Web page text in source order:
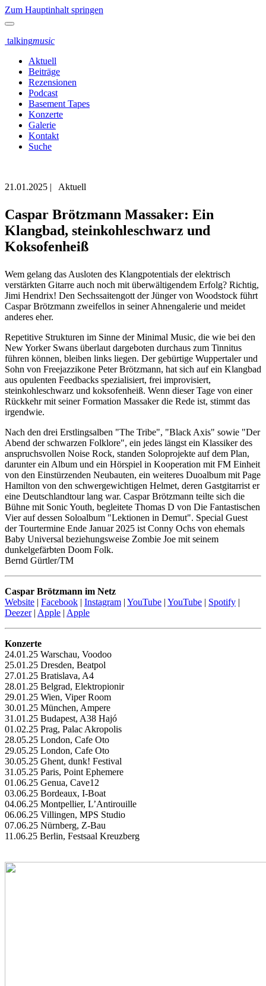
Zum Hauptinhalt springen
talkingmusic
Aktuell
Beiträge
Rezensionen
Podcast
Basement Tapes
Konzerte
Galerie
Kontakt
Suche
21.01.2025 | Aktuell
Caspar Brötzmann Massaker: Ein
Klangbad, steinkohleschwarz und
Koksofenheiß
Wem gelang das Ausloten des Klangpotentials der elektrisch
verstärkten Gitarre auch noch mit überwältigendem Erfolg? Richtig,
Jimi Hendrix! Den Sechssaitengott der Jünger von Woodstock führt
Caspar Brötzmann zweifellos in seiner Ahnengalerie und meidet
anderes eher.
Repetitive Strukturen im Sinne der Minimal Music, die wie bei den
New Yorker Swans überlaut dargeboten durchaus zum Tinnitus
führen können, bleiben links liegen. Der gebürtige Wuppertaler und
Sohn von Freejazzikone Peter Brötzmann, hat sich auf ein Klangbad
aus opulenten Feedbacks spezialisiert, frei improvisiert,
steinkohleschwarz und koksofenheiß. Wenn dieser Tage von einer
Rückkehr mit seiner Formation Massaker die Rede ist, stimmt das
irgendwie.
Nach den drei Erstlingsalben "The Tribe", "Black Axis" sowie "Der
Abend der schwarzen Folklore", ein jedes längst ein Klassiker des
anspruchsvollen Noise Rock, standen Soloprojekte auf dem Plan,
darunter ein Album und ein Hörspiel in Kooperation mit FM Einheit
von den Einstürzenden Neubauten, ein weiteres Duoalbum mit Page
Hamilton von den schwergewichtigen Helmet, deren Gastgitarrist er
eine Deutschlandtour lang war. Caspar Brötzmann teilte sich die
Bühne mit Sonic Youth, begleitete Thomas D von Die Fantastischen
Vier auf dessen Soloalbum "Lektionen in Demut". Special Guest
der Tourtermine Ende Januar 2025 ist Conny Ochs von ehemals
Baby Universal beziehungsweise Zombie Joe mit seinem
dunkelgefärbten Doom Folk.
Bernd Gürtler/TM
Caspar Brötzmann im Netz
Website | Facebook | Instagram | YouTube | YouTube | Spotify |
Deezer| Apple | Apple
Konzerte
24.01.25 Warschau, Voodoo
25.01.25 Dresden, Beatpol
27.01.25 Bratislava, A4
28.01.25 Belgrad, Elektropionir
29.01.25 Wien, Viper Room
30.01.25 München, Ampere
31.01.25 Budapest, A38 Hajó
01.02.25 Prag, Palac Akropolis
28.05.25 London, Cafe Oto
29.05.25 London, Cafe Oto
30.05.25 Ghent, dunk! Festival
31.05.25 Paris, Point Ephemere
01.06.25 Genua, Cave12
03.06.25 Bordeaux, I-Boat
04.06.25 Montpellier, L’Antirouille
06.06.25 Villingen, MPS Studio
07.06.25 Nürnberg, Z-Bau
11.06.25 Berlin, Festsaal Kreuzberg